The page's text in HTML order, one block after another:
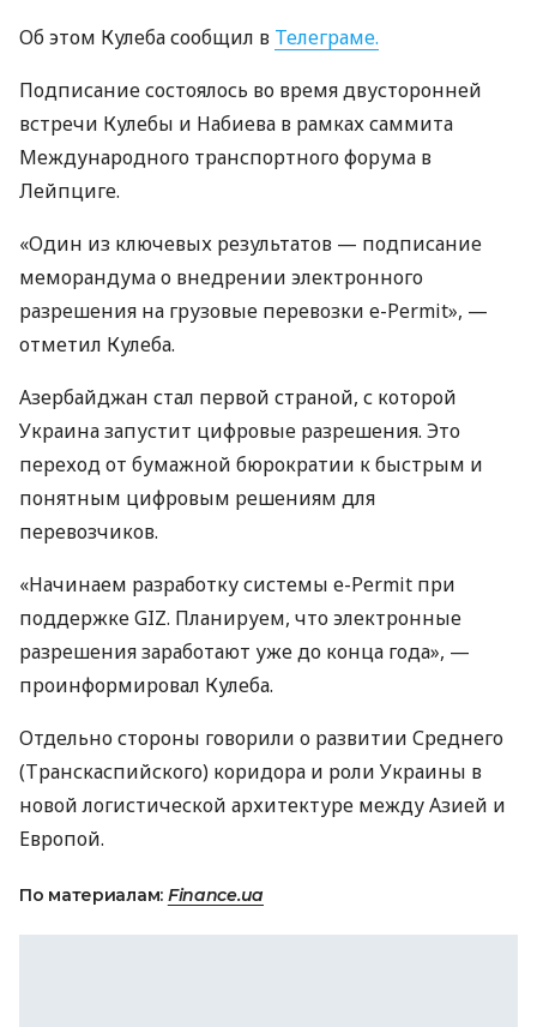
Об этом Кулеба сообщил в Телеграме.
Подписание состоялось во время двусторонней
встречи Кулебы и Набиева в рамках саммита
Международного транспортного форума в
Лейпциге.
«Один из ключевых результатов — подписание
меморандума о внедрении электронного
разрешения на грузовые перевозки e-Permit», —
отметил Кулеба.
Азербайджан стал первой страной, с которой
Украина запустит цифровые разрешения. Это
переход от бумажной бюрократии к быстрым и
понятным цифровым решениям для
перевозчиков.
«Начинаем разработку системы e-Permit при
поддержке GIZ. Планируем, что электронные
разрешения заработают уже до конца года», —
проинформировал Кулеба.
Отдельно стороны говорили о развитии Среднего
(Транскаспийского) коридора и роли Украины в
новой логистической архитектуре между Азией и
Европой.
По материалам: Finance.ua